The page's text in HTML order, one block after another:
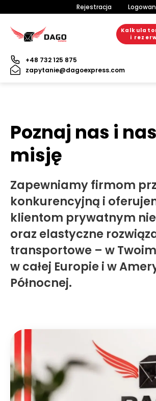
Rejestracja
i
+48 732 125 875
zapytanie@dagoexpress.com
Poznaj nas i
misję
Zapewniamy firmom
konkurencyjną i
klientom prywatnym
oraz elastyczne
transportowe – w
w całej Europie i w
Północnej.